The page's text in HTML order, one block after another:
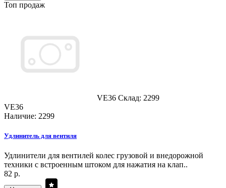
Топ продаж
VE36 Склад: 2299
VE36
Наличие: 2299
Удлинитель для вентиля
Удлинители для вентилей колес грузовой и внедорожной
техники с встроенным штоком для нажатия на клап..
82 р.